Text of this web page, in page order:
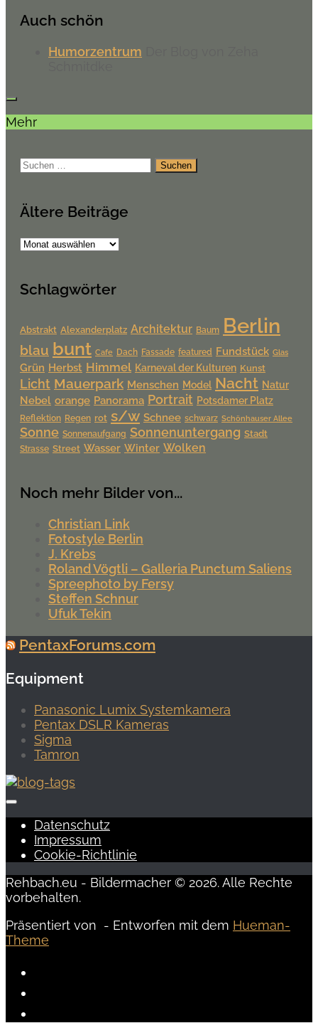
Auch schön
Humorzentrum
Mehr
Suchen
Ältere Beiträge
Ältere
Schlagwörter
Abstrakt Alexanderplatz Architektur Baum Berlin
blau bunt Cafe Dach Fassade featured Fundstück Glas
Grün Herbst Himmel Karneval der Kulturen Kunst
Licht Mauerpark Menschen Model Nacht Natur
Nebel orange Panorama Portrait Potsdamer Platz
Reflektion Regen rot s/w Schnee schwarz Schönhauser Allee
Sonne Sonnenaufgang Sonnenuntergang Stadt
Strasse Street Wasser Winter Wolken
Noch mehr Bilder von...
Christian Link
Fotostyle Berlin
J. Krebs
Roland Vögtli – Galleria Punctum Saliens
Spreephoto by Fersy
Steffen Schnur
Ufuk Tekin
PentaxForums.com
Equipment
Panasonic Lumix Systemkamera
Pentax DSLR Kameras
Sigma
Tamron
Datenschutz
Impressum
Cookie-Richtlinie
Rehbach.eu - Bildermacher © 2026. Alle Rechte
vorbehalten.
Präsentiert von - Entworfen mit dem Hueman-
Theme